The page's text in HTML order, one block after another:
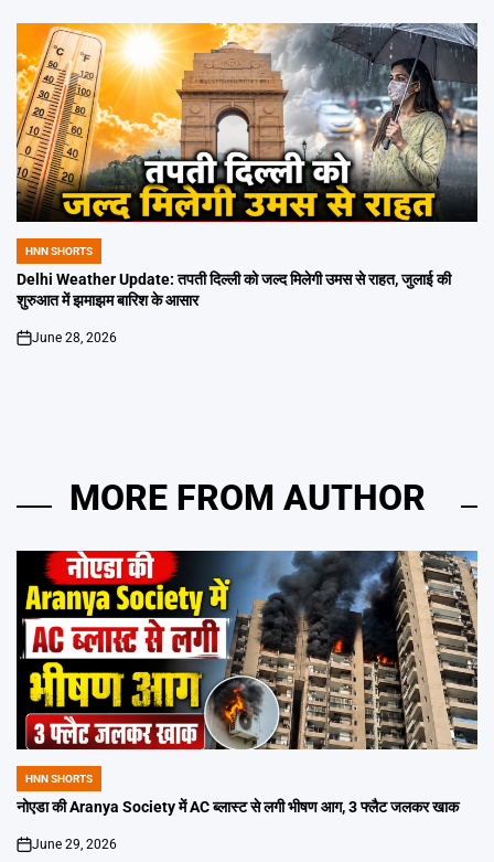
POSTED
IN
HNN SHORTS
Delhi Weather Update: तपती दिल्ली को जल्द मिलेगी उमस से राहत, जुलाई की
शुरुआत में झमाझम बारिश के आसार
on
June 28, 2026
MORE FROM AUTHOR
POSTED
IN
HNN SHORTS
नोएडा की Aranya Society में AC ब्लास्ट से लगी भीषण आग, 3 फ्लैट जलकर खाक
on
June 29, 2026